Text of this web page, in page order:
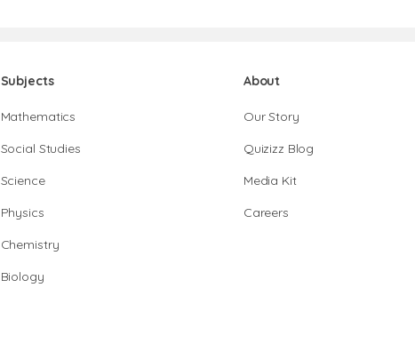
Subjects
Mathematics
Social Studies
Science
Physics
Chemistry
Biology
About
Our Story
Quizizz Blog
Media Kit
Careers